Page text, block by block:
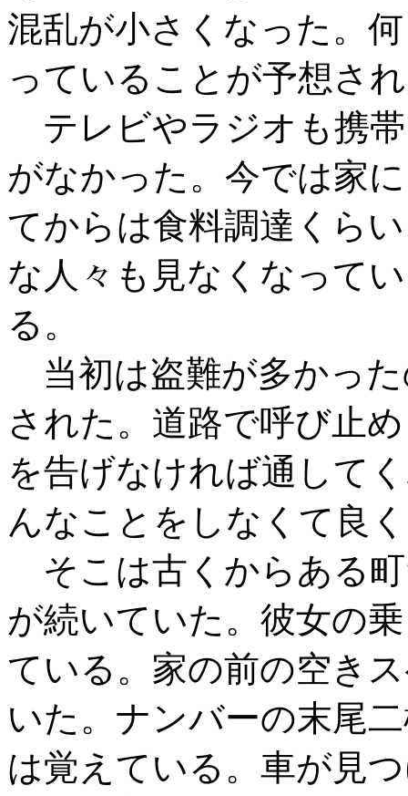
混乱が小さくなった。
っていることが予想さ
テレビやラジオも携
がなかった。今では家
てからは食料調達くら
な人々も見なくなって
る。
当初は盗難が多かっ
された。道路で呼び止
を告げなければ通して
んなことをしなくて良
そこは古くからある
が続いていた。彼女の
ている。家の前の空き
いた。ナンバーの末尾
は覚えている。車が見